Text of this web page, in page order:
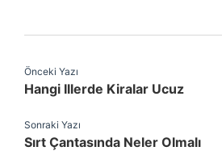
Önceki Yazı
Hangi Illerde Kiralar Ucuz
Sonraki Yazı
Sırt Çantasında Neler Olmalı